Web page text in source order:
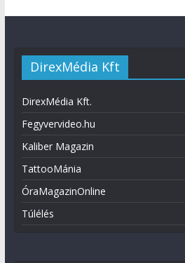
DirexMédia Kft
DirexMédia Kft.
Fegyvervideo.hu
Kaliber Magazin
TattooMánia
ÓraMagazinOnline
Túlélés